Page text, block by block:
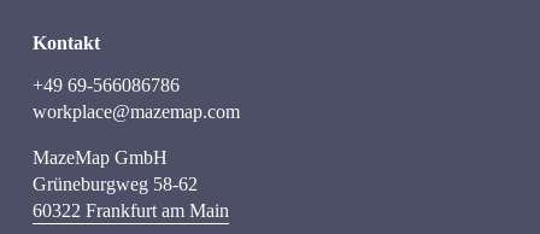
Kontakt
+49 69-566086786
workplace@mazemap.com
MazeMap GmbH
Grüneburgweg 58-62
60322 Frankfurt am Main